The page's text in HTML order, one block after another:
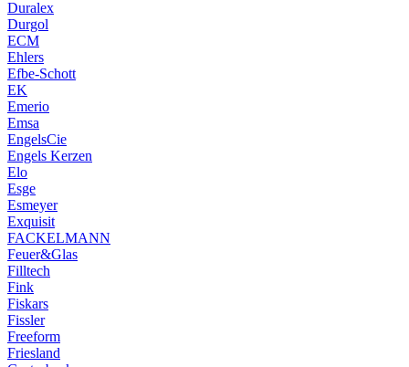
Duralex
Durgol
ECM
Ehlers
Efbe-Schott
EK
Emerio
Emsa
EngelsCie
Engels Kerzen
Elo
Esge
Esmeyer
Exquisit
FACKELMANN
Feuer&Glas
Filltech
Fink
Fiskars
Fissler
Freeform
Friesland